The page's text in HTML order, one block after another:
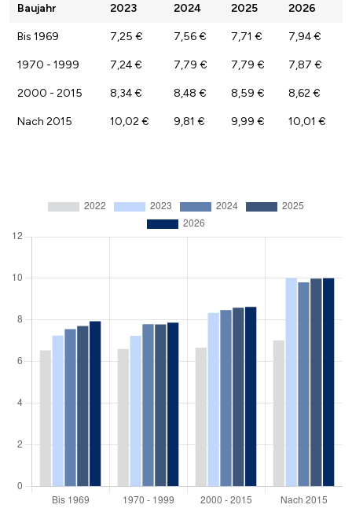
Baujahr 2023 2024 2025 2026
Bis 1969 7,25 € 7,56 € 7,71 € 7,94 €
1970 - 1999 7,24 € 7,79 € 7,79 € 7,87 €
2000 - 2015 8,34 € 8,48 € 8,59 € 8,62 €
Nach 2015 10,02 € 9,81 € 9,99 € 10,01 €